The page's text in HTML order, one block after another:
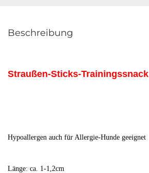
Beschreibung
Straußen-Sticks-Trainingssnack
Hypoallergen auch für Allergie-Hunde geeignet
Länge: ca. 1-1,2cm